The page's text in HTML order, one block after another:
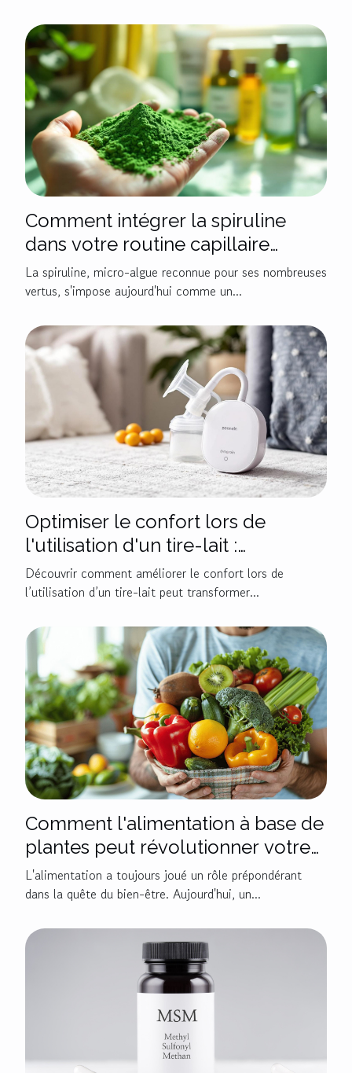
Comment intégrer la spiruline
dans votre routine capillaire
quotidienne ?
La spiruline, micro-algue reconnue pour ses nombreuses
vertus, s'impose aujourd'hui comme un...
Optimiser le confort lors de
l'utilisation d'un tire-lait :
techniques et produits
recommandés
Découvrir comment améliorer le confort lors de
l’utilisation d’un tire-lait peut transformer...
Comment l'alimentation à base de
plantes peut révolutionner votre
bien-être
L'alimentation a toujours joué un rôle prépondérant
dans la quête du bien-être. Aujourd'hui, un...